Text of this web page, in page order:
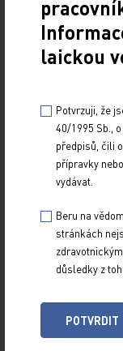
KAZUISTIKY
kazuistiky
laickou
Potvrzuji, že
40/1995 Sb.,
předpisů, čili
přípravky
vydávat.
Beru na
stránkách
důsledky z
POTVRDIT